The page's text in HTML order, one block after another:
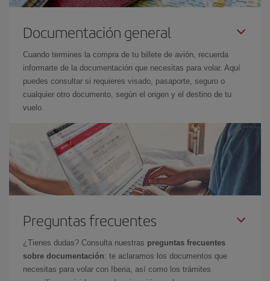
Documentación general
Cuando termines la compra de tu billete de avión, recuerda
informarte de la documentación que necesitas para volar. Aquí
puedes consultar si requieres visado, pasaporte, seguro o
cualquier otro documento, según el origen y el destino de tu
vuelo.
Preguntas frecuentes
¿Tienes dudas? Consulta nuestras preguntas frecuentes
sobre documentación: te aclaramos los documentos que
necesitas para volar con Iberia, así como los trámites